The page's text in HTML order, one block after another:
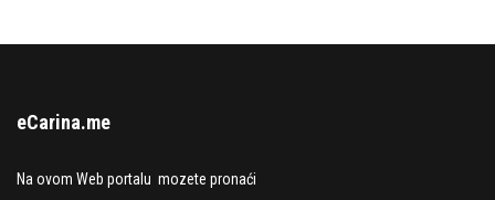
eCarina.me
Na ovom Web portalu mozete pronaći